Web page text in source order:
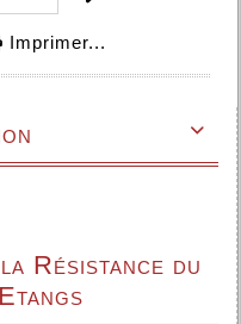

Résistance du
Imprimer...